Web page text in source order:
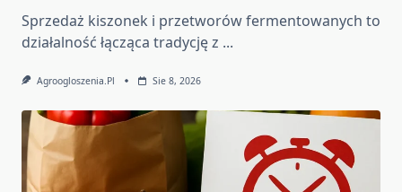
Sprzedaż kiszonek i przetworów fermentowanych to
działalność łącząca tradycję z ...
Agroogloszenia.pl Sie 8, 2026